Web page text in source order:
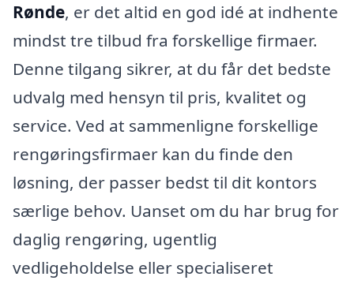
Rønde, er det altid en god idé at indhente
mindst tre tilbud fra forskellige firmaer.
Denne tilgang sikrer, at du får det bedste
udvalg med hensyn til pris, kvalitet og
service. Ved at sammenligne forskellige
rengøringsfirmaer kan du finde den
løsning, der passer bedst til dit kontors
særlige behov. Uanset om du har brug for
daglig rengøring, ugentlig
vedligeholdelse eller specialiseret